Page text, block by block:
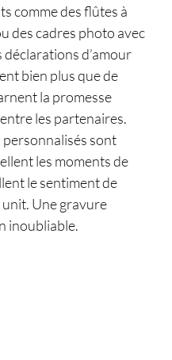
comme des flûtes à
des cadres photo avec
d’amour
bien plus que de
la promesse
les partenaires.
personnalisés sont
les moments de
le sentiment de
unit. Une gravure
inoubliable.